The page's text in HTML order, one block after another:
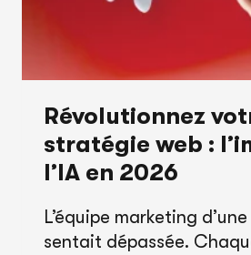
POUR
AUDIENCE
Révolutionnez
stratégie web :
l’IA en 2026
L’équipe marketing
sentait dépassée.